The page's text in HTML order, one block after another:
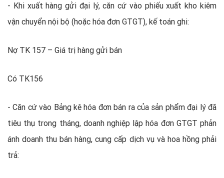
- Khi xuất hàng gửi đại lý, căn cứ vào phiếu xuất kho kiêm
vận chuyển nội bộ (hoặc hóa đơn GTGT), kế toán ghi:
Nợ TK 157 – Giá trị hàng gửi bán
Có TK156
- Căn cứ vào Bảng kê hóa đơn bán ra của sản phẩm đại lý đã
tiêu thụ trong tháng, doanh nghiệp lập hóa đơn GTGT phản
ánh doanh thu bán hàng, cung cấp dịch vụ và hoa hồng phải
trả: